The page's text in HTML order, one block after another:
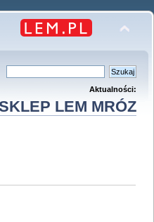
Aktualności:
LEM MRÓZ